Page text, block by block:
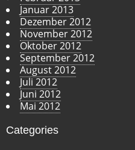
Januar 2013
Dezember 2012
November 2012
Oktober 2012
September 2012
August 2012
Juli 2012
Juni 2012
Mai 2012
Categories